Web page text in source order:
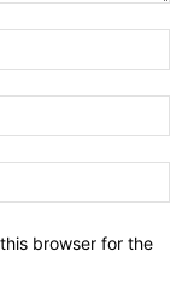
browser for the